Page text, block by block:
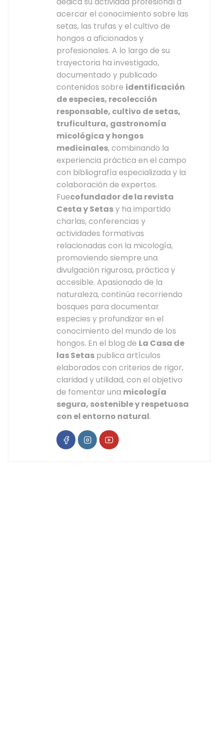
acercar el conocimiento sobre las
setas, las trufas y el cultivo de
hongos a aficionados y
profesionales. A lo largo de su
trayectoria ha investigado,
documentado y publicado
contenidos sobre identificación
de especies, recolección
responsable, cultivo de setas,
truficultura, gastronomía
micológica y hongos
medicinales, combinando la
experiencia práctica en el campo
con bibliografía especializada y la
colaboración de expertos.
Fuecofundador de la revista
Cesta y Setasy ha impartido
charlas, conferencias y
actividades formativas
relacionadas con la micología,
promoviendo siempre una
divulgación rigurosa, práctica y
accesible. Apasionado de la
naturaleza, continúa recorriendo
bosques para documentar
especies y profundizar en el
conocimiento del mundo de los
hongos. En el blog de La Casa de
las Setas publica artículos
elaborados con criterios de rigor,
claridad y utilidad, con el objetivo
de fomentar una micología
segura, sostenible y respetuosa
con el entorno natural.